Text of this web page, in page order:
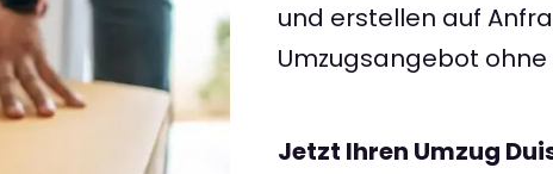
und erstellen auf
Umzugsangebot
Jetzt Ihren Umzug